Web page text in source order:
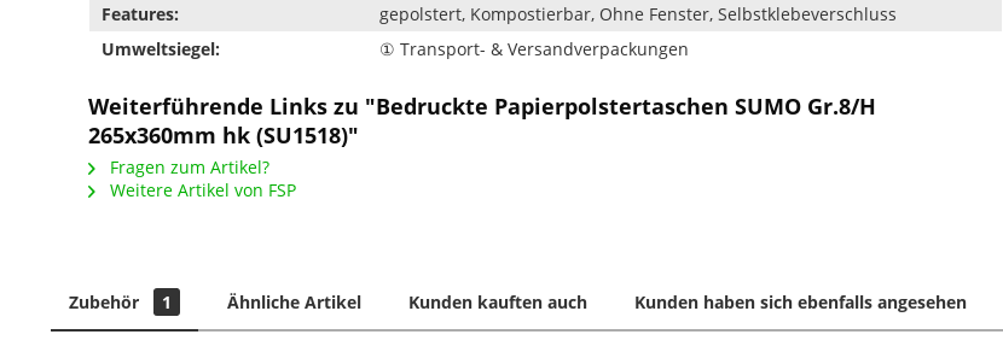
Features:
gepolstert, Kompostierbar, Ohne Fenster, Selbstklebeverschluss
Umweltsiegel:
① Transport- & Versandverpackungen
Weiterführende Links zu "Bedruckte Papierpolstertaschen SUMO Gr.8/H
265x360mm hk (SU1518)"
Fragen zum Artikel?
Weitere Artikel von FSP
Zubehör 1 Ähnliche Artikel Kunden kauften auch Kunden haben sich ebenfalls angesehen